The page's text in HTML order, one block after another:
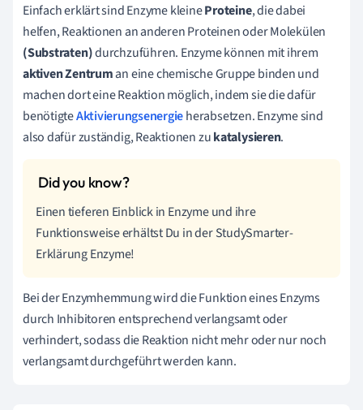
Einfach erklärt sind Enzyme kleineProteine, die dabei
helfen, Reaktionen an anderen Proteinen oder Molekülen
(Substraten)durchzuführen. Enzyme können mit ihrem
aktiven Zentruman eine chemische Gruppe binden und
machen dort eine Reaktion möglich, indem sie die dafür
benötigteAktivierungsenergieherabsetzen. Enzyme sind
also dafür zuständig, Reaktionen zukatalysieren.
Einen tieferen Einblick in Enzyme und ihre
Funktionsweise erhältst Du in der StudySmarter-
Erklärung Enzyme!
Bei der Enzymhemmung wird die Funktion eines Enzyms
durch Inhibitoren entsprechend verlangsamt oder
verhindert, sodass die Reaktion nicht mehr oder nur noch
verlangsamt durchgeführt werden kann.